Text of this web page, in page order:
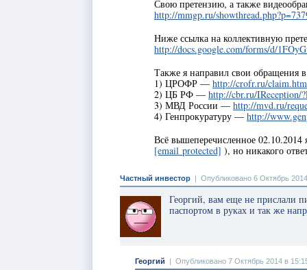
Свою претензию, а также
http://mmgp.ru/
Ниже ссылка на коллективную
http://docs.google.com/forms/d/
Также я направил свои обращения
1) ЦРОФР — http://crofr.ru/
2) ЦБ РФ — http://cbr.ru/IReception/
3) МВД России — http://mvd.ru/
4) Генпрокуратуру — http://
Всё вышеперечисленное 02.10.2014
[email protected] ), но никакого
Частный инвестор | Опубликовано 6 Октябрь
Георгий, вам еще не прислали
паспортом в руках и так же
Георгий | Опубликовано 7 Октябрь 2014 в